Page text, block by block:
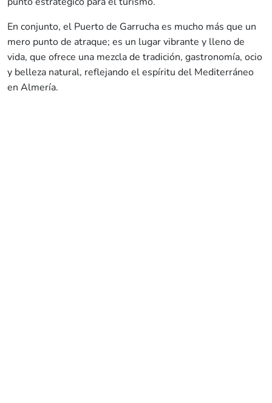
En conjunto, el Puerto de Garrucha es mucho más que un
mero punto de atraque; es un lugar vibrante y lleno de
vida, que ofrece una mezcla de tradición, gastronomía, ocio
y belleza natural, reflejando el espíritu del Mediterráneo
en Almería.